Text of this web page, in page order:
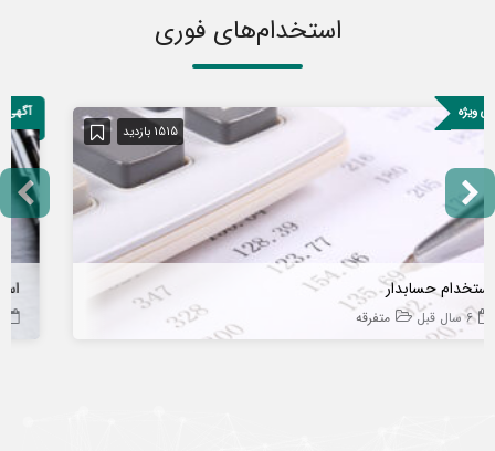
استخدام‌های فوری
1515 بازدید
آگهی ویژه
استخدام در فروشگاه آرایشی بهداشتی
متفرقه